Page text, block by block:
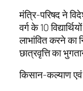
मंत्रि-परिषद ने
वर्ग के 10
लाभांवित करने का
छात्रवृत्ति का
किसान-कल्याण